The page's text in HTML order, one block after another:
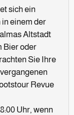
sich ein
einem der
Altstadt
Bier oder
Sie Ihre
Revue
Uhr, wenn